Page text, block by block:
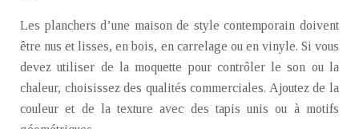
Les planchers d’une maison de style contemporain doivent
être nus et lisses, en bois, en carrelage ou en vinyle. Si vous
devez utiliser de la moquette pour contrôler le son ou la
chaleur, choisissez des qualités commerciales. Ajoutez de la
couleur et de la texture avec des tapis unis ou à motifs